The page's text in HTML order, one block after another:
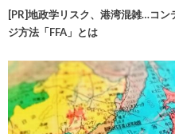
[PR]地政学リスク、港湾混雑…コ
ジ方法「FFA」とは